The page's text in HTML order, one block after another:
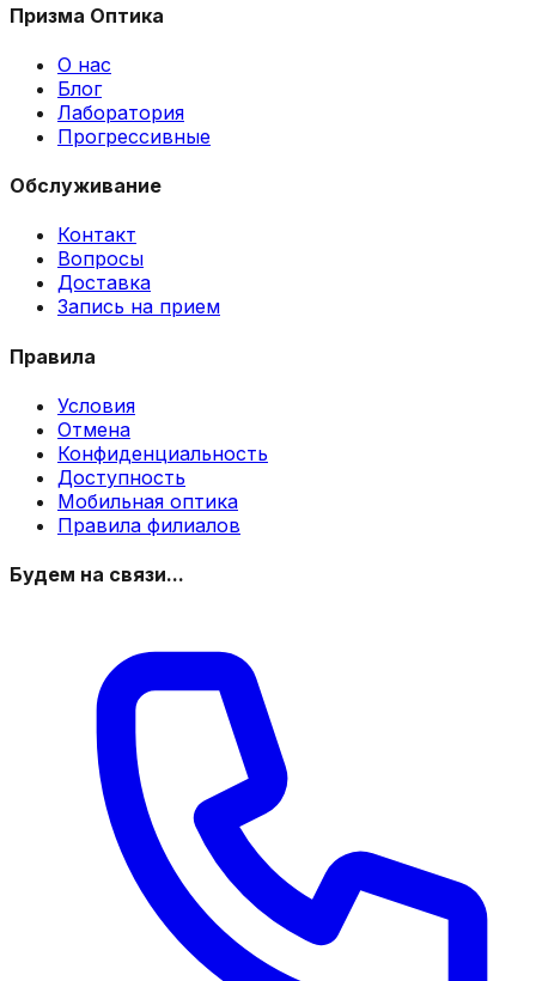
Призма Оптика
О нас
Блог
Лаборатория
Прогрессивные
Обслуживание
Контакт
Вопросы
Доставка
Запись на прием
Правила
Условия
Отмена
Конфиденциальность
Доступность
Мобильная оптика
Правила филиалов
Будем на связи...